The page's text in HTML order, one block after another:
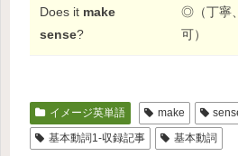
Does it make
sense?
◎（丁寧
可）
イメージ英単語 make
基本動詞1-収録記事
基本動詞